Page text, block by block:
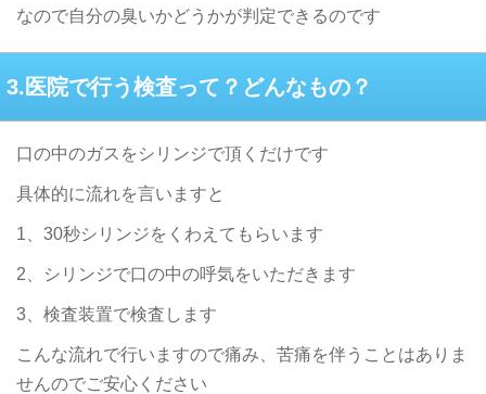
なので自分の臭いかどうかが判定できるのです
3.医院で行う検査って？どんなもの？
口の中のガスをシリンジで頂くだけです
具体的に流れを言いますと
1、30秒シリンジをくわえてもらいます
2、シリンジで口の中の呼気をいただきます
3、検査装置で検査します
こんな流れで行いますので痛み、苦痛を伴うことはありま
せんのでご安心ください